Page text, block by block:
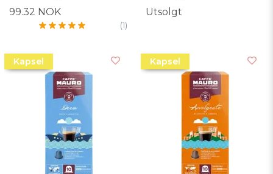
99.32 NOK
(1)
Utsolgt
Kapsel Kapsel